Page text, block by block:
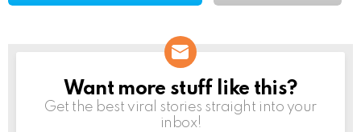
NEWSLETTER
Want more stuff like this?
Get the best viral stories straight into your
inbox!